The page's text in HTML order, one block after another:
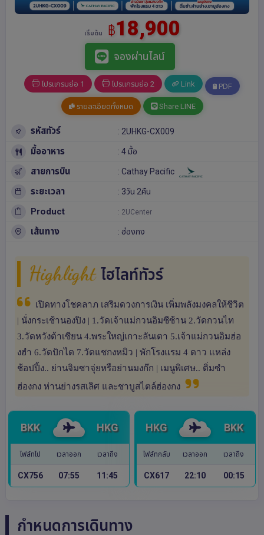
เริ่มต้น ฿18,900
จองผ่านไลน์
โปรแกรมย่อ 1 โปรแกรมย่อ 2 Link PDF
รายละเอียดทั้งหมด Share LINE
รหัสทัวร์ : 2UHKG-CX009
มื้ออาหาร : 4 มื้อ
สายการบิน : Cathay Pacific
ระยะเวลา : 3วัน 2คืน
Product : 2UCenter
เส้นทาง : ฮ่องกง
Highlight ไฮไลท์ทัวร์
เปิดทางโชคลาภ เสริมดวงการเงิน เพิ่มพลังมงคลให้ชีวิต
| นั่งกระเช้านองปิง | 1.วัดเจ้าแม่กวนอิมซีซ้าน 2.วัดกวนไท
3.วัดหวังต้าเซียน 4.พระใหญ่เกาะลันเตา 5.เจ้าแม่กวนอิมฮ่อ
งฮำ 6.วัดปักไต 7.วัดแชกงหมิว | พักโรงแรม 4 ดาว แหล่ง
ช้อปปิ้ง.. ย่านจิมซาจุ่ยหรือย่านมงก๊ก | เมนูพิเศษ.. ติ่มซำ
ฮ่องกง ห่านย่างรสเลิศ และชาบูสไตล์ฮ่องกง
BKK HKG
ไฟล์ทไป เวลาออก เวลาถึง
CX756 07:55 11:45
HKG BKK
ไฟล์ทกลับ เวลาออก เวลาถึง
CX617 22:10 00:15
กำหนดการเดินทาง